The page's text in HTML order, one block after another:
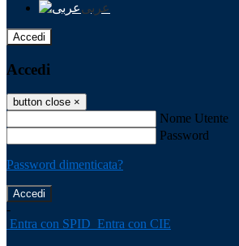
عربى
Accedi
Accedi
button close ×
Nome Utente
Password
Password dimenticata?
-
Entra con SPID Entra con CIE